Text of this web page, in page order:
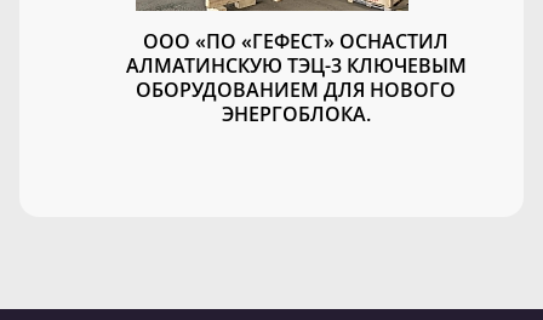
ООО «ПО «ГЕФЕСТ» ОСНАСТИЛ
АЛМАТИНСКУЮ ТЭЦ-3 КЛЮЧЕВЫМ
ОБОРУДОВАНИЕМ ДЛЯ НОВОГО
ЭНЕРГОБЛОКА.